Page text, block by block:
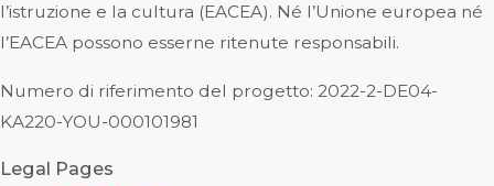
l’istruzione e la cultura (EACEA). Né l’Unione europea né
l’EACEA possono esserne ritenute responsabili.
Numero di riferimento del progetto: 2022-2-DE04-
KA220-YOU-000101981
Legal Pages